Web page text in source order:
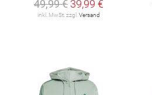
49,99 € 39,99 €
inkl. MwSt. zzgl.Versand